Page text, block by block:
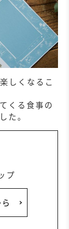
しくなるこ
くる食事の
た。
プ